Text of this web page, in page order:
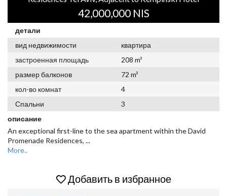
42,000,000 NIS
детали
вид недвижимости
квартира
застроенная площадь
208 m²
размер балконов
72 m²
кол-во комнат
4
Спальни
3
описание
An exceptional first-line to the sea apartment within the David
Promenade Residences, ...
More..
Добавить в избранное